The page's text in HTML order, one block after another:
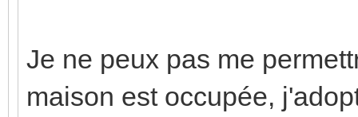
Je ne peux pas me
maison est occupée,